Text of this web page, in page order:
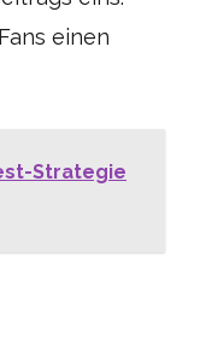
einen
Strategie